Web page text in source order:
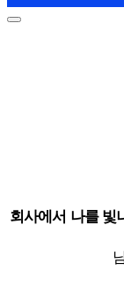
회사에서 나를 빛